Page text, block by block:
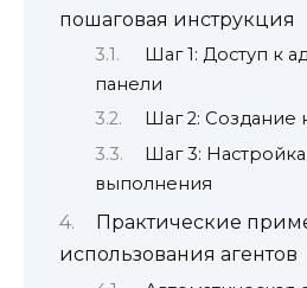
пошаговая инструкция
Шаг 1: Доступ к
панели
Шаг 2: Создание
Шаг 3:
выполнения
Практические
использования агентов